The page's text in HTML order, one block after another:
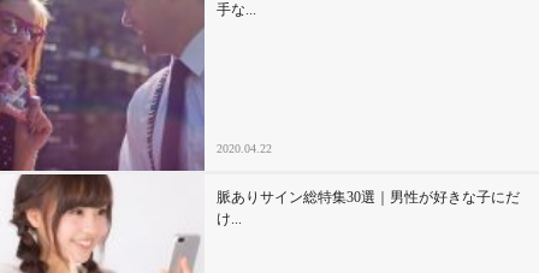
手な...
2020.04.22
脈ありサイン総特集30選｜男性が好きな子にだ
け...